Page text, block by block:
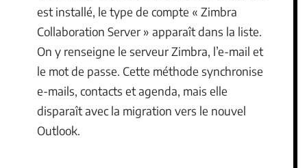
est installé, le type de compte « Zimbra
Collaboration Server » apparaît dans la liste.
On y renseigne le serveur Zimbra, l’e-mail et
le mot de passe. Cette méthode synchronise
e-mails, contacts et agenda, mais elle
disparaît avec la migration vers le nouvel
Outlook.